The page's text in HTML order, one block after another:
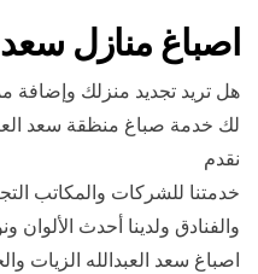
اصباغ منازل سعد
هل تريد تجديد منزلك وإضافة
لك خدمة صباغ منظقة سعد
نقدم
خدمتنا للشركات والمكاتب
والفنادق ولدينا أحدث الألوان
اصباغ سعد العبدالله الزيات